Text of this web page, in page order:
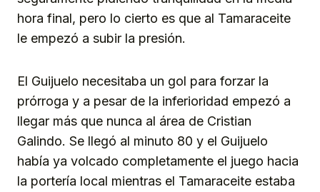
hora final, pero lo cierto es que al Tamaraceite
le empezó a subir la presión.
El Guijuelo necesitaba un gol para forzar la
prórroga y a pesar de la inferioridad empezó a
llegar más que nunca al área de Cristian
Galindo. Se llegó al minuto 80 y el Guijuelo
había ya volcado completamente el juego hacia
la portería local mientras el Tamaraceite estaba